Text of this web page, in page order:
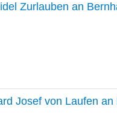
Zurlauben an
Josef von Laufen